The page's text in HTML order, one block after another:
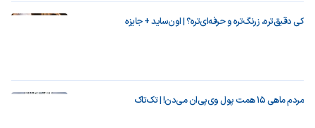
کی دقیق‌تره، زرنگ‌تره و حرفه‌ای‌تره؟ | اون‌ساید + جایزه
مردم ماهی ۱۵ همت پول وی‌پی‌ان می‌دن! | تک‌تاک